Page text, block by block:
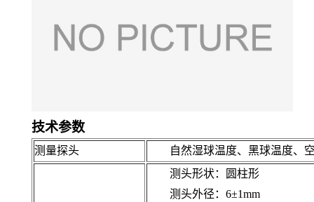
技术参数
测量探头 自然湿球温度、黑球温度、
测头形状： 圆柱形
测头外径：6±1mm